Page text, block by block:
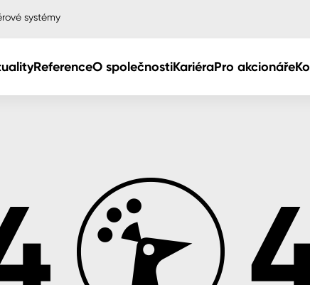
systémy
ReferenceO společnostiKariéraPro akcionáře